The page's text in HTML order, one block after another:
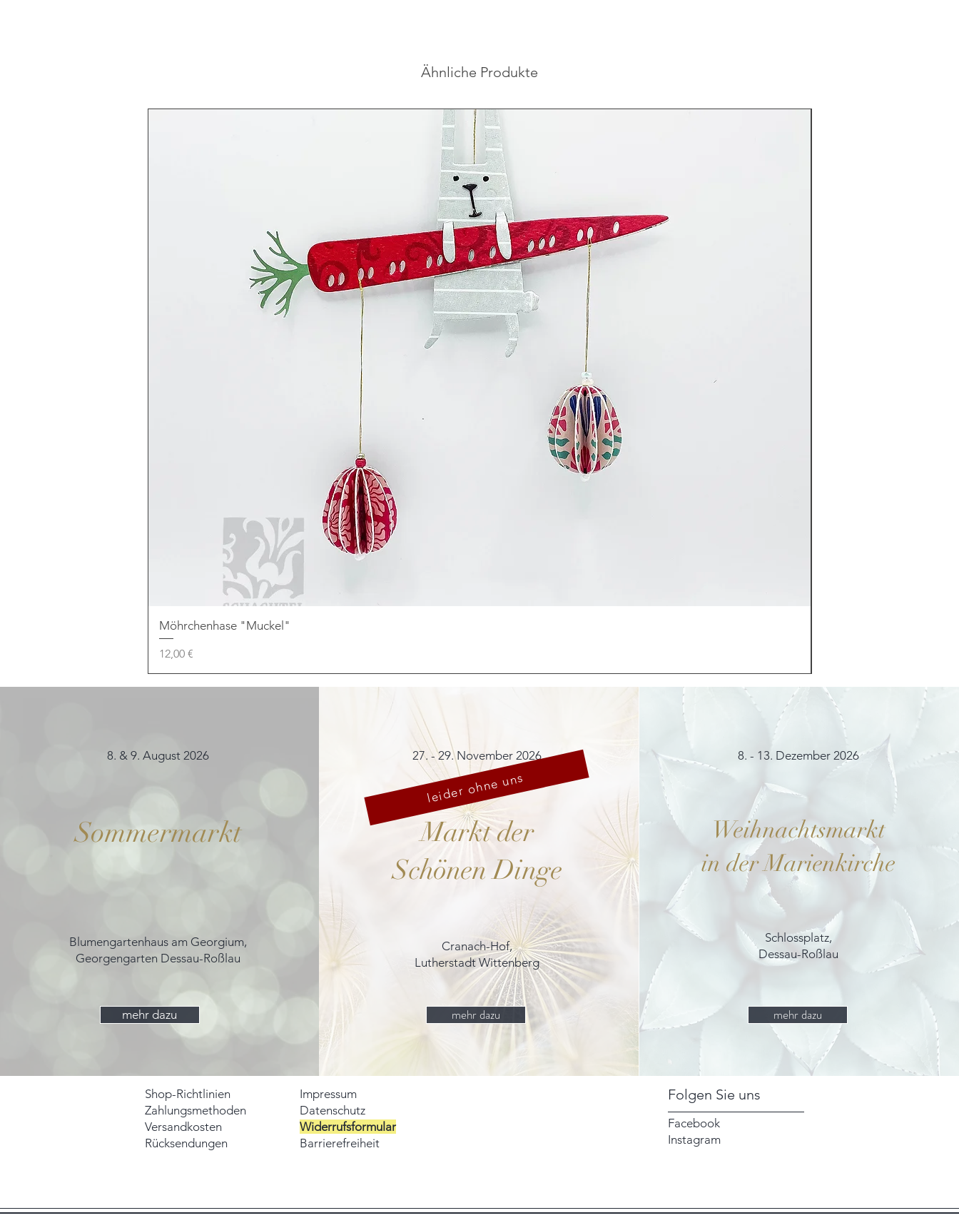
Ähnliche Produkte
Möhrchenhase "Muckel"
Preis
12,00 €
8. & 9. August 2026
Sommermarkt
Blumengartenhaus am Georgium,
Georgengarten Dessau-Roßlau
mehr dazu
27. - 29. November 2026
Markt der
Schönen Dinge
Cranach-Hof,
Lutherstadt Wittenberg
leider ohne uns
mehr dazu
8. - 13. Dezember 2026
Weihnachtsmarkt
in der Marienkirche
Schlossplatz,
Dessau-Roßlau
mehr dazu
Shop-Richtlinien
Zahlungsmethoden
Versandkosten
Rücksendungen
Impressum
Datenschutz
Widerrufsformular
Barrierefreiheit
Folgen Sie uns
Facebook
Instagram